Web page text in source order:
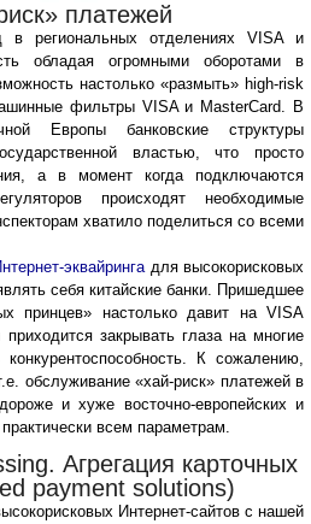
платежей
в региональных отделениях VISA и
обладая огромными оборотами в
настолько «размыть» high-risk
фильтры VISA и MasterCard. В
Европы банковские структуры
властью, что просто
а в момент когда подключаются
происходят необходимые
хватило поделиться со всеми
эквайрингадля высокорисковых
себя китайские банки. Пришедшее
принцев» настолько давит на VISA
закрывать глаза на многие
К сожалению,
обслуживание «хай-риск» платежей в
и хуже восточно-европейских и
всем параметрам.
Агрегация карточных
payment solutions)
Интернет-сайтов с нашей